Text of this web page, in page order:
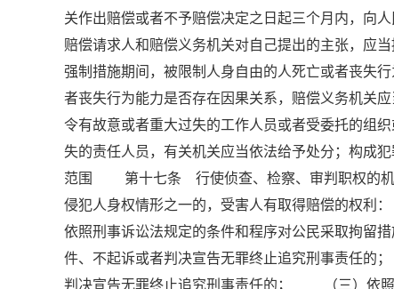
关作出赔偿或者不予赔偿决定之日起三个月内，
赔偿请求人和赔偿义务机关对自己提出的主张，
强制措施期间，被限制人身自由的人死亡或者丧失
者丧失行为能力是否存在因果关系，赔偿义务机
令有故意或者重大过失的工作人员或者受委托的
失的责任人员，有关机关应当依法给予处分；构
范围 第十七条 行使侦查、检察、审判职权的机
侵犯人身权情形之一的，受害人有取得赔偿的权
依照刑事诉讼法规定的条件和程序对公民采取拘留
件、不起诉或者判决宣告无罪终止追究刑事责任
判决宣告无罪终止追究刑事责任的； （三）依